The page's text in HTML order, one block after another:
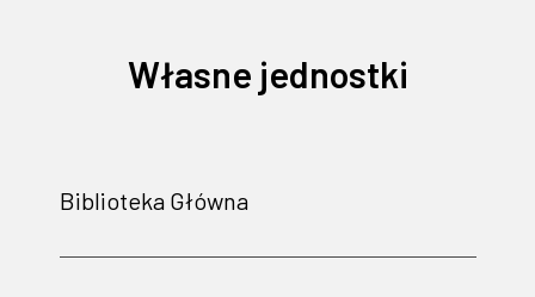
Własne jednostki
Biblioteka Główna